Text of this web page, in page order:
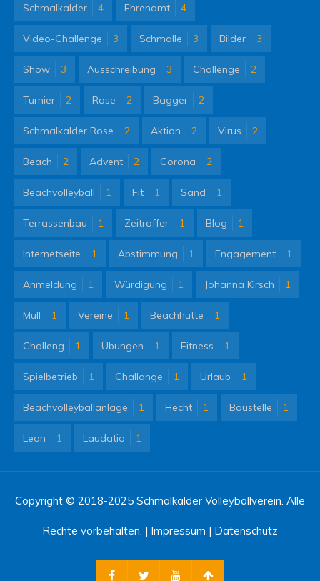
Schmalkalder 4 Ehrenamt 4
Video-Challenge 3 Schmalle 3 Bilder 3
Show 3 Ausschreibung 3 Challenge 2
Turnier 2 Rose 2 Bagger 2
Schmalkalder Rose 2 Aktion 2 Virus 2
Beach 2 Advent 2 Corona 2
Beachvolleyball 1 Fit 1 Sand 1
Terrassenbau 1 Zeitraffer 1 Blog 1
Internetseite 1 Abstimmung 1 Engagement 1
Anmeldung 1 Würdigung 1 Johanna Kirsch 1
Müll 1 Vereine 1 Beachhütte 1
Challeng 1 Übungen 1 Fitness 1
Spielbetrieb 1 Challange 1 Urlaub 1
Beachvolleyballanlage 1 Hecht 1 Baustelle 1
Leon 1 Laudatio 1
Copyright © 2018-2025 Schmalkalder Volleyballverein. Alle
Rechte vorbehalten. | Impressum | Datenschutz